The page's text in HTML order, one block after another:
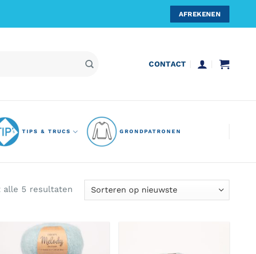
AFREKENEN
CONTACT
TIPS & TRUCS GRONDPATRONEN
alle 5 resultaten Gesorteerd